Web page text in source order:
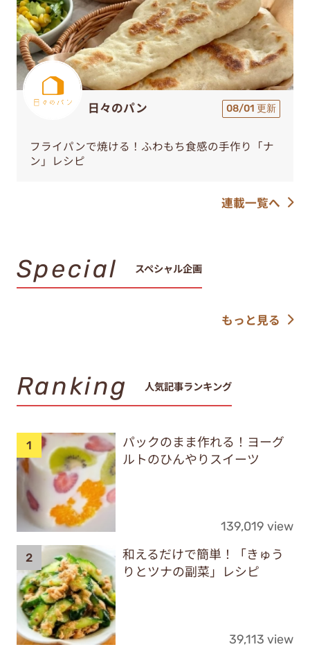
日々のパン 08/01 更新
フライパンで焼ける！ふわもち食感の手作り「ナ
ン」レシピ
連載一覧へ
Special スペシャル企画
もっと見る
Ranking 人気記事ランキング
パックのまま作れる！ヨーグ
ルトのひんやりスイーツ
139,019 view
和えるだけで簡単！「きゅう
りとツナの副菜」レシピ
39,113 view